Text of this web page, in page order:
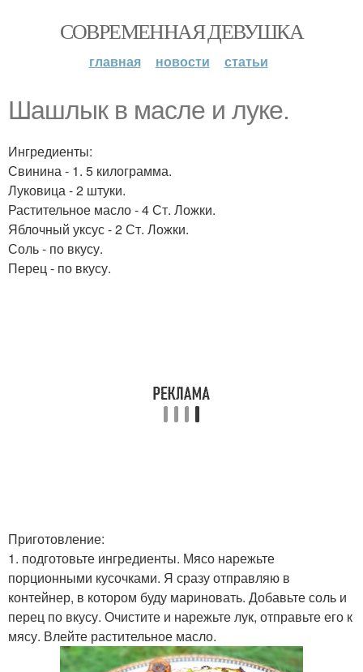
СОВРЕМЕННАЯ ДЕВУШКА
главная новости статьи
Шашлык в масле и луке.
Ингредиенты:
Свинина - 1. 5 килограмма.
Луковица - 2 штуки.
Растительное масло - 4 Ст. Ложки.
Яблочный уксус - 2 Ст. Ложки.
Соль - по вкусу.
Перец - по вкусу.
Приготовление:
1. подготовьте ингредиенты. Мясо нарежьте
порционными кусочками. Я сразу отправляю в
контейнер, в котором буду мариновать. Добавьте соль и
перец по вкусу. Очистите и нарежьте лук, отправьте его к
мясу. Влейте растительное масло.